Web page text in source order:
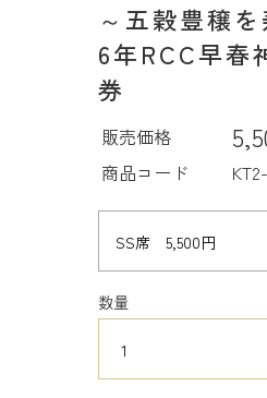
～五穀豊穣
6年RCC早
券
販売価格
商品コード
数量